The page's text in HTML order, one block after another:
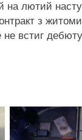
на лютий
з
встиг